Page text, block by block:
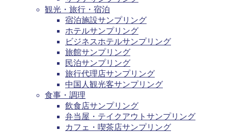
観光・旅行・宿泊
宿泊施設サンプリング
ホテルサンプリング
ビジネスホテルサンプリング
旅館サンプリング
民泊サンプリング
旅行代理店サンプリング
中国人観光客サンプリング
食事・調理
飲食店サンプリング
弁当屋・テイクアウトサンプリング
カフェ・喫茶店サンプリング